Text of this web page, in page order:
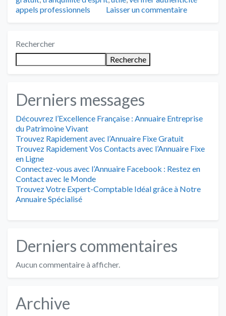
appels professionnels
Laisser un commentaire
Rechercher
Recherche
Derniers messages
Découvrez l’Excellence Française : Annuaire Entreprise
du Patrimoine Vivant
Trouvez Rapidement avec l’Annuaire Fixe Gratuit
Trouvez Rapidement Vos Contacts avec l’Annuaire Fixe
en Ligne
Connectez-vous avec l’Annuaire Facebook : Restez en
Contact avec le Monde
Trouvez Votre Expert-Comptable Idéal grâce à Notre
Annuaire Spécialisé
Derniers commentaires
Aucun commentaire à afficher.
Archive